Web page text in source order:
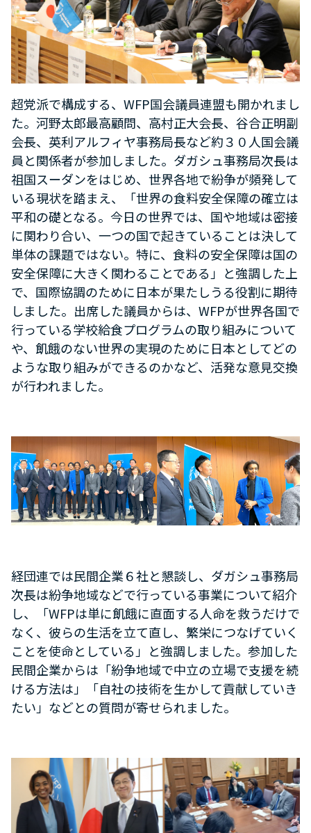
超党派で構成する、 WFP国会議員連盟も開かれまし
た。河野太郎最高顧問、高村正大会長、谷合正明副
会長、英利アルフィヤ事務局長など約３０人国会議
員と関係者が参加しました。ダガシュ事務局次長は
祖国スーダンをはじめ、世界各地で紛争が頻発して
いる現状を踏まえ、「世界の食料安全保障の確立は
平和の礎となる。今日の世界では、国や地域は密接
に関わり合い、一つの国で起きていることは決して
単体の課題ではない。特に、食料の安全保障は国の
安全保障に大きく関わることである」と強調した上
で、国際協調のために日本が果たしうる役割に期待
しました。出席した議員からは、 WFPが世界各国で
行っている学校給食プログラムの取り組みについて
や、飢餓のない世界の実現のために日本としてどの
ような取り組みができるのかなど、活発な意見交換
が行われました。
経団連では民間企業６社と懇談し、ダガシュ事務局
次長は紛争地域などで行っている事業について紹介
し、「WFPは単に飢餓に直面する人命を救うだけで
なく、彼らの生活を立て直し、繁栄につなげていく
ことを使命としている」と強調しました。参加した
民間企業からは「紛争地域で中立の立場で支援を続
ける方法は」「自社の技術を生かして貢献していき
たい」などとの質問が寄せられました。